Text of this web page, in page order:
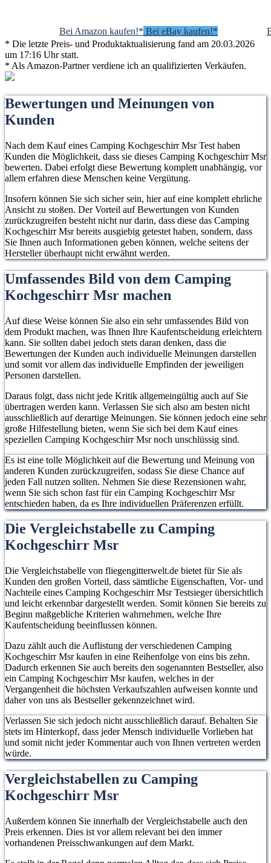
Bei Amazon kaufen!* Bei eBay kaufen!*
* Die letzte Preis- und Produktaktualisierung fand am 20.03.2026
um 17:16 Uhr statt.
* Als Amazon-Partner verdiene ich an qualifizierten Verkäufen.
Bewertungen und Meinungen von
Kunden
Nach dem Kauf eines Camping Kochgeschirr Msr Test haben
Kunden die Möglichkeit, dass sie dieses Camping Kochgeschirr Msr
bewerten. Dabei erfolgt diese Bewertung komplett unabhängig, vor
allem erfahren diese Menschen keine Vergütung.
Insofern können Sie sich sicher sein, hier auf eine komplett ehrliche
Ansicht zu stoßen. Der Vorteil auf Bewertungen von Kunden
zurückzugreifen besteht nicht nur darin, dass diese das Camping
Kochgeschirr Msr bereits ausgiebig getestet haben, sondern, dass
Sie Ihnen auch Informationen geben können, welche seitens der
Hersteller überhaupt nicht erwähnt werden.
Umfassendes Bild von dem Camping
Kochgeschirr Msr machen
Auf diese Weise können Sie also ein sehr umfassendes Bild von
dem Produkt machen, was Ihnen Ihre Kaufentscheidung erleichtern
kann. Sie sollten dabei jedoch stets daran denken, dass die
Bewertungen der Kunden auch individuelle Meinungen darstellen
und somit vor allem das individuelle Empfinden der jeweiligen
Personen darstellen.
Daraus folgt, dass nicht jede Kritik allgemeingültig auch auf Sie
übertragen werden kann. Verlassen Sie sich also am besten nicht
ausschließlich auf derartige Meinungen. Sie können jedoch eine sehr
große Hilfestellung bieten, wenn Sie sich bei dem Kauf eines
speziellen Camping Kochgeschirr Msr noch unschlüssig sind.
Es ist eine tolle Möglichkeit auf die Bewertung und Meinung von
anderen Kunden zurückzugreifen, sodass Sie diese Chance auf
jeden Fall nutzen sollten. Nehmen Sie diese Rezensionen wahr,
wenn Sie sich schon fast für ein Camping Kochgeschirr Msr
entschieden haben, da es Ihre individuellen Präferenzen erfüllt.
Die Vergleichstabelle zu Camping
Kochgeschirr Msr
Die Vergleichstabelle von fliegengitterwelt.de bietet für Sie als
Kunden den großen Vorteil, dass sämtliche Eigenschaften, Vor- und
Nachteile eines Camping Kochgeschirr Msr Testsieger übersichtlich
und leicht erkennbar dargestellt werden. Somit können Sie bereits zu
Beginn maßgebliche Kriterien wahrnehmen, welche Ihre
Kaufentscheidung beeinflussen können.
Dazu zählt auch die Auflistung der verschiedenen Camping
Kochgeschirr Msr kaufen in eine Reihenfolge von eins bis zehn.
Dadurch erkennen Sie auch bereits den sogenannten Bestseller, also
ein Camping Kochgeschirr Msr kaufen, welches in der
Vergangenheit die höchsten Verkaufszahlen aufweisen konnte und
daher von uns als Bestseller gekennzeichnet wird.
Verlassen Sie sich jedoch nicht ausschließlich darauf. Behalten Sie
stets im Hinterkopf, dass jeder Mensch individuelle Vorlieben hat
und somit nicht jeder Kommentar auch von Ihnen vertreten werden
würde.
Vergleichstabellen zu Camping
Kochgeschirr Msr
Außerdem können Sie innerhalb der Vergleichstabelle auch den
Preis erkennen. Dies ist vor allem relevant bei den immer
vorhandenen Preisschwankungen auf dem Markt.